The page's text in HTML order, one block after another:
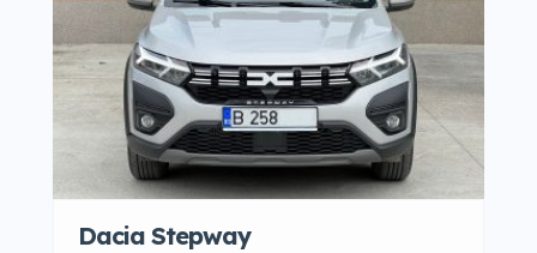
Dacia Stepway